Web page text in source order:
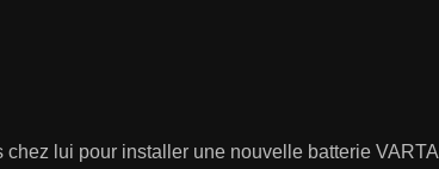
lui pour installer une nouvelle batterie VARTA